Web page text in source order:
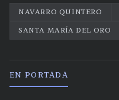
NAVARRO QUINTERO
SANTA MARÍA DEL ORO
EN PORTADA